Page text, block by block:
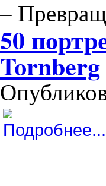
–
50
Tornberg